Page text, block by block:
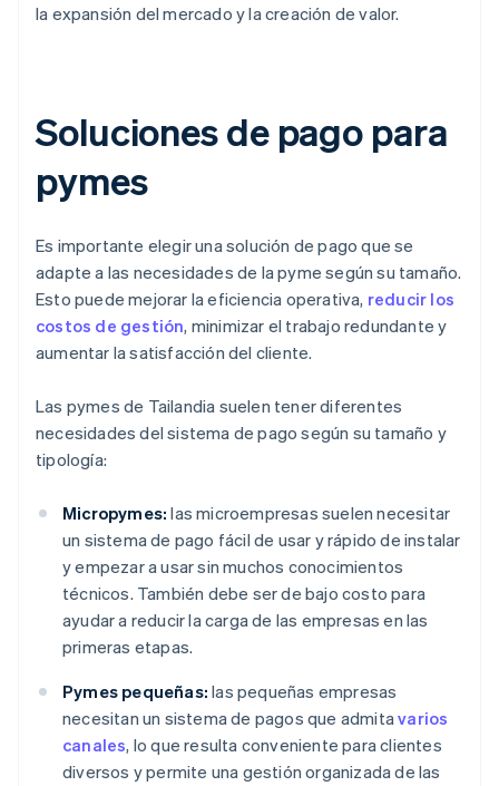
la expansión del mercado y la creación de valor.
Soluciones de pago para
pymes
Es importante elegir una solución de pago que se
adapte a las necesidades de la pyme según su tamaño.
Esto puede mejorar la eficiencia operativa, reducir los
costos de gestión, minimizar el trabajo redundante y
aumentar la satisfacción del cliente.
Las pymes de Tailandia suelen tener diferentes
necesidades del sistema de pago según su tamaño y
tipología:
Micropymes: las microempresas suelen necesitar
un sistema de pago fácil de usar y rápido de instalar
y empezar a usar sin muchos conocimientos
técnicos. También debe ser de bajo costo para
ayudar a reducir la carga de las empresas en las
primeras etapas.
Pymes pequeñas: las pequeñas empresas
necesitan un sistema de pagos que admitavarios
canales, lo que resulta conveniente para clientes
diversos y permite una gestión organizada de las